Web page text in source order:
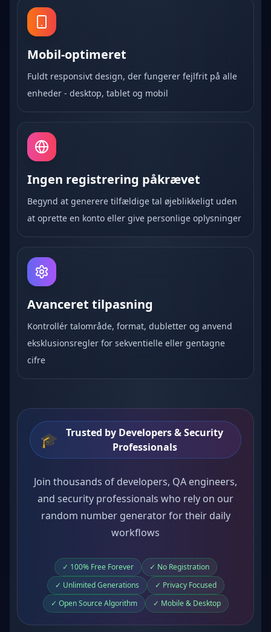
Mobil-optimeret
Fuldt responsivt design, der fungerer fejlfrit på alle
enheder - desktop, tablet og mobil
Ingen registrering påkrævet
Begynd at generere tilfældige tal øjeblikkeligt uden
at oprette en konto eller give personlige oplysninger
Avanceret tilpasning
Kontrollér talområde, format, dubletter og anvend
eksklusionsregler for sekventielle eller gentagne
cifre
🎓
Trusted by Developers & Security
Professionals
Join thousands of developers, QA engineers,
and security professionals who rely on our
random number generator for their daily
workflows
✓ 100% Free Forever
✓ No Registration
✓ Unlimited Generations
✓ Privacy Focused
✓ Open Source Algorithm
✓ Mobile & Desktop